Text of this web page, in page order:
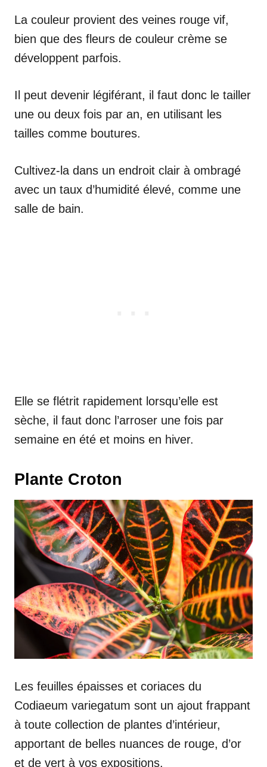
La couleur provient des veines rouge vif,
bien que des fleurs de couleur crème se
développent parfois.
Il peut devenir légiférant, il faut donc le tailler
une ou deux fois par an, en utilisant les
tailles comme boutures.
Cultivez-la dans un endroit clair à ombragé
avec un taux d’humidité élevé, comme une
salle de bain.
Elle se flétrit rapidement lorsqu’elle est
sèche, il faut donc l’arroser une fois par
semaine en été et moins en hiver.
Plante Croton
Les feuilles épaisses et coriaces du
Codiaeum variegatum sont un ajout frappant
à toute collection de plantes d’intérieur,
apportant de belles nuances de rouge, d’or
et de vert à vos expositions.